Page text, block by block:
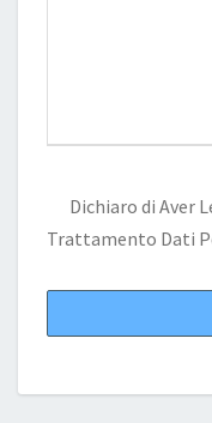
Dichiaro di Aver
Trattamento Dati